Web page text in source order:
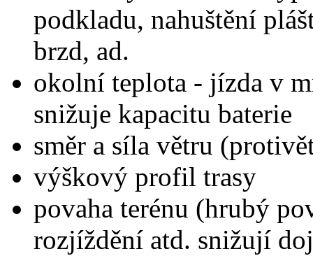
podkladu, nahuštění
brzd, ad.
okolní teplota - jízda v
snižuje kapacitu baterie
směr a síla větru
výškový profil trasy
povaha terénu (hrubý
rozjíždění atd. snižují